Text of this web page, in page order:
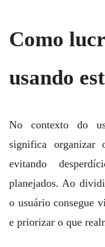
Como
usando
No contexto do
significa organizar
evitando
planejados. Ao
o usuário consegue
e priorizar o que